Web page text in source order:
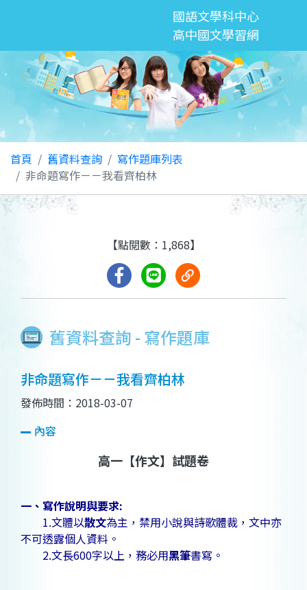
國語文學科中心
高中國文學習網
首頁 舊資料查詢
寫作題庫列表
非命題寫作－－我看齊柏林
舊資料查詢 - 寫作題庫
【點閱數：1,868】
非命題寫作－－我看齊柏林
發佈時間：2018-03-07
內容
高一【作文】試題卷
一、寫作說明與要求:
1.文體以散文為主，禁用小說與詩歌體裁，文中亦
不可透露個人資料。
2.文長600字以上，務必用黑筆書寫。